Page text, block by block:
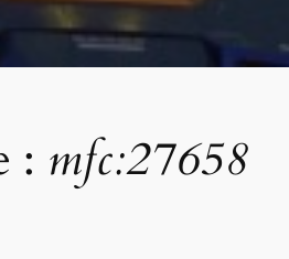
: mfc:27658